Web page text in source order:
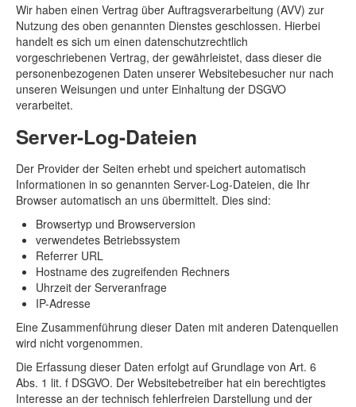
Wir haben einen Vertrag über Auftragsverarbeitung (AVV) zur
Nutzung des oben genannten Dienstes geschlossen. Hierbei
handelt es sich um einen datenschutzrechtlich
vorgeschriebenen Vertrag, der gewährleistet, dass dieser die
personenbezogenen Daten unserer Websitebesucher nur nach
unseren Weisungen und unter Einhaltung der DSGVO
verarbeitet.
Server-Log-Dateien
Der Provider der Seiten erhebt und speichert automatisch
Informationen in so genannten Server-Log-Dateien, die Ihr
Browser automatisch an uns übermittelt. Dies sind:
Browsertyp und Browserversion
verwendetes Betriebssystem
Referrer URL
Hostname des zugreifenden Rechners
Uhrzeit der Serveranfrage
IP-Adresse
Eine Zusammenführung dieser Daten mit anderen Datenquellen
wird nicht vorgenommen.
Die Erfassung dieser Daten erfolgt auf Grundlage von Art. 6
Abs. 1 lit. f DSGVO. Der Websitebetreiber hat ein berechtigtes
Interesse an der technisch fehlerfreien Darstellung und der